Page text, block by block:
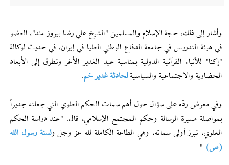
وأشار إلى ذلك، حجة الإسلام والمسلمين "الشیخ علي رضا بيروز مند"، العضو
في هيئة التدريس في جامعة الدفاع الوطني العليا في إیران، في حديث لوکالة
"إكنا" للأنباء القرآنية الدولية بمناسبة عيد الغدير الأغر وتطرق إلى الأبعاد
الحضارية والاجتماعية والسياسيةلحادثة غدير خم.
وفي معرض ردّه على سؤال حول أهم سمات الحكم العلوي التي جعلته جديراً
بمواصلة مسيرة الرسالة وحكم المجتمع الإسلامي، قال: "عند دراسة الحكم
العلوي، تبرز أولى سماته، وهي الطاعة الكاملة لله عز وجل ولسنة رسول الله
(ص)."